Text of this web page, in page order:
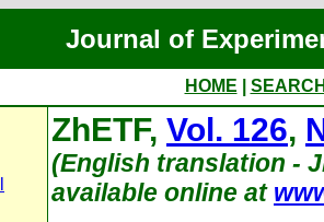
Journal of
HOME
ZhETF, Vol. 126,
(English translation -
available online at